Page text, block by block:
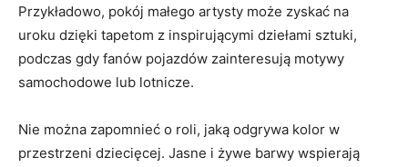
‍Przykładowo, pokój⁣ małego artysty​ może zyskać na
uroku⁤ dzięki tapetom z inspirującymi dziełami⁢ sztuki,
podczas‌ gdy ‌fanów pojazdów⁤ zainteresują‌ motywy
samochodowe lub lotnicze.
Nie można zapomnieć o roli, jaką‌ odgrywa ​kolor w
przestrzeni dziecięcej. Jasne i żywe barwy wspierają